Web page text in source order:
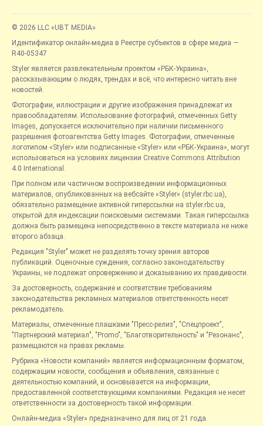
© 2026 LLC «UBT MEDIA»
Идентификатор онлайн-медиа в Реестре субъектов в сфере медиа —
R40-05347
Styler является развлекательным проектом «РБК-Украина»,
рассказывающим о людях, трендах и всё, что интересно читать вне
новостей.
Фотографии, иллюстрации и другие изображения принадлежат их
правообладателям. Использование фотографий, отмеченных Getty
Images, допускается исключительно при наличии письменного
разрешения фотоагентства Getty Images. Фотографии, отмеченные
логотипом «Styler» или подписанные «Styler» или «РБК-Украина», могут
использоваться на условиях лицензии Creative Commons Attribution
4.0 International.
При полном или частичном воспроизведении информационных
материалов, опубликованных на вебсайте «Styler» (styler.rbc.ua),
обязательно размещение активной гиперссылки на styler.rbc.ua,
открытой для индексации поисковыми системами. Такая гиперссылка
должна быть размещена непосредственно в тексте материала не ниже
второго абзаца.
Редакция "Styler" может не разделять точку зрения авторов
публикаций. Оценочные суждения, согласно законодательству
Украины, не подлежат опровержению и доказыванию их правдивости.
За достоверность, содержание и соответствие требованиям
законодательства рекламных материалов ответственность несет
рекламодатель.
Материалы, отмеченные плашками "Пресс-релиз", "Спецпроект",
"Партнерский материал", "Promo", "Благотворительность" и "Резонанс",
размещаются на правах рекламы.
Рубрика «Новости компаний» является информационным форматом,
содержащим новости, сообщения и объявления, связанные с
деятельностью компаний, и основывается на информации,
предоставленной соответствующими компаниями. Редакция не несет
ответственности за достоверность такой информации.
Онлайн-медиа «Styler» предназначено для лиц от 21 года.